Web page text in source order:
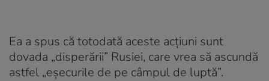
Ea a spus că totodată aceste acţiuni sunt
dovada „disperării” Rusiei, care vrea să ascundă
astfel „eşecurile de pe câmpul de luptă”.